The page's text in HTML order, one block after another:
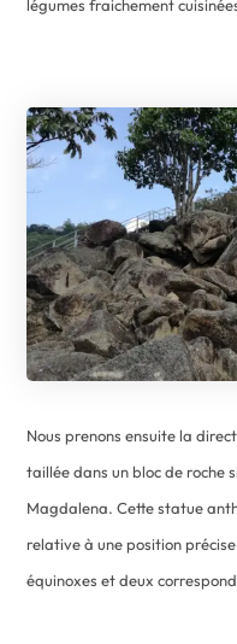
légumes fraichement
Nous prenons ensuite la
taillée dans un bloc de roche
Magdalena. Cette statue
relative à une position
équinoxes et deux